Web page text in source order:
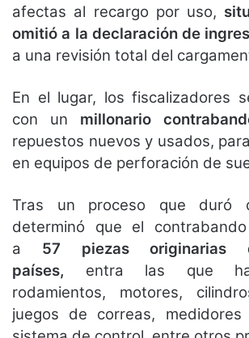
afectas al recargo por uso,
omitió a la declaración de
a una revisión total del
En el lugar, los fiscalizadores
con un millonario
repuestos nuevos y usados,
en equipos de perforación de
Tras un proceso que duró
determinó que el contrabando
a 57 piezas originarias
países, entra las que
rodamientos, motores,
juegos de correas,